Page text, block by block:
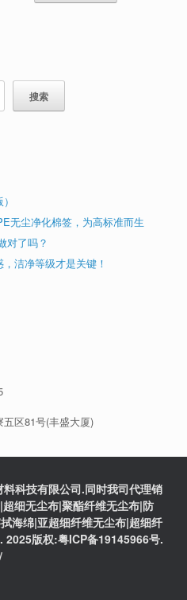
搜索
无尘净化棉签，为高标准而生
对了吗？
洁净等级才是关键！
区81号(丰盛大厦)
科技有限公司.同时我司代理销
细无尘布|聚酯纤维无尘布|防
海绵|亚超细纤维无尘布|超细纤
2025版权:粤ICP备19145966号.